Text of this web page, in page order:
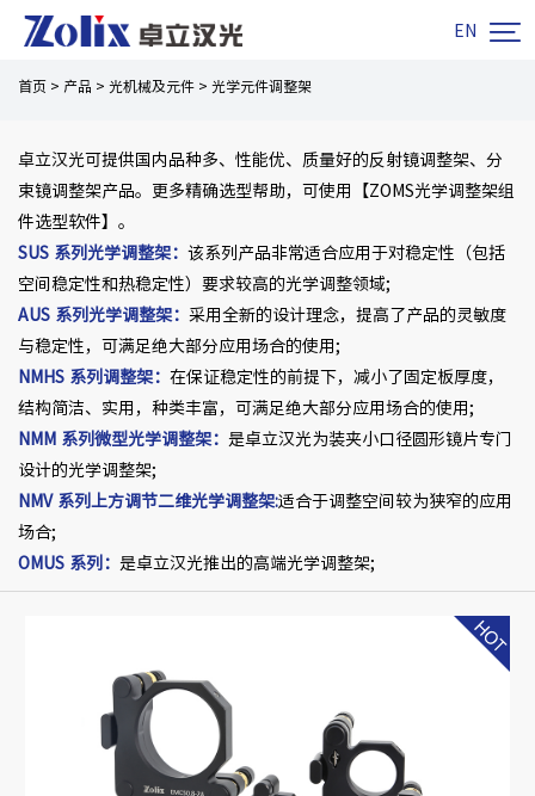
EN 
首页 > 产品 > 光机械及元件 > 光学元件调整架
卓立汉光可提供国内品种多、性能优、质量好的反射镜调整架、分
束镜调整架产品。更多精确选型帮助，可使用【ZOMS光学调整架组
件选型软件】。
SUS 系列光学调整架 ： 该系列产品非常适合应用于对稳定性（包括
空间稳定性和热稳定性）要求较高的光学调整领域;
AUS 系列光学调整架： 采用全新的设计理念，提高了产品的灵敏度
与稳定性，可满足绝大部分应用场合的使用;
NMHS 系列调整架： 在保证稳定性的前提下，减小了固定板厚度，
结构简洁、实用，种类丰富，可满足绝大部分应用场合的使用;
NMM 系列微型光学调整架： 是卓立汉光为装夹小口径圆形镜片专门
设计的光学调整架;
NMV 系列上方调节二维光学调整架:适合于调整空间较为狭窄的应用
场合;
OMUS 系列 ： 是卓立汉光推出的高端光学调整架;